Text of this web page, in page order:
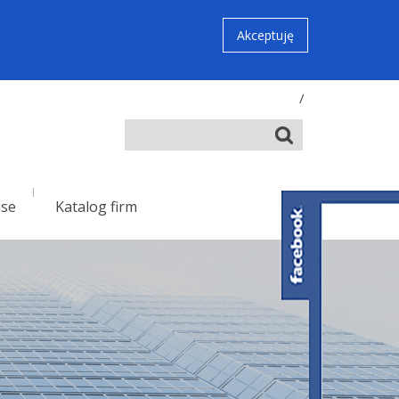
Akceptuję
/
Katalog firm